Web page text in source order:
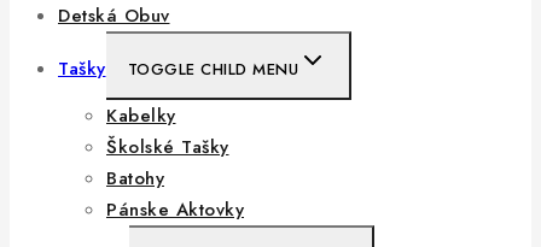
Detská Obuv
Tašky
TOGGLE CHILD MENU
Kabelky
Školské Tašky
Batohy
Pánske Aktovky